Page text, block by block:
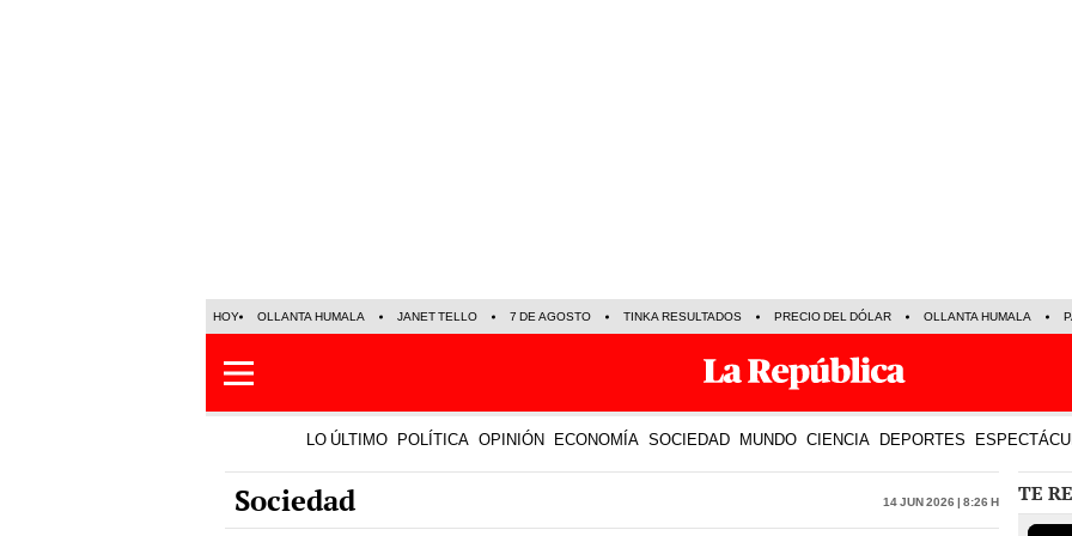
HOY OLLANTA HUMALA JANET TELLO 7 DE AGOSTO TINKA RESULTADOS PRECIO DEL DÓLAR OLLANTA HUMALA
LO ÚLTIMO POLÍTICA OPINIÓN ECONOMÍA SOCIEDAD MUNDO CIENCIA DEPORTES
Sociedad 14 Jun 2026 | 8:26 h TE